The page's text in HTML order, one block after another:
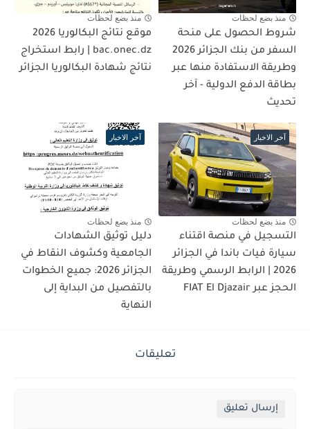
منذ بضع لحظات
شروط الحصول على منحة
السفر من بنك الجزائر 2026
وطريقة الاستفادة منها عبر
بطاقة الدفع الدولية - آخر
تحديث
منذ بضع لحظات
موقع نتائج البكالوريا 2026
bac.onec.dz | رابط استخراج
نتائج شهادة البكالوريا الجزائر
آخر الاخبار
منذ بضع لحظات
التسجيل في منصة اقتناء
سيارة فيات باندا في الجزائر
2026 | الرابط الرسمي وطريقة
الحجز عبر FIAT El Djazair
آخر الاخبار
منذ بضع لحظات
دليل توثيق الشهادات
الجامعية وكشوف النقاط في
الجزائر 2026: جميع الخطوات
بالتفصيل من البداية إلى
النهاية
تعليقات
إرسال تعليق